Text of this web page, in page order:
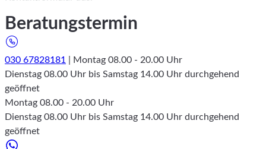
Beratungstermin
030 67828181
| Montag 08.00 - 20.00 Uhr
Dienstag 08.00 Uhr bis Samstag 14.00 Uhr durchgehend
geöffnet
Montag 08.00 - 20.00 Uhr
Dienstag 08.00 Uhr bis Samstag 14.00 Uhr durchgehend
geöffnet